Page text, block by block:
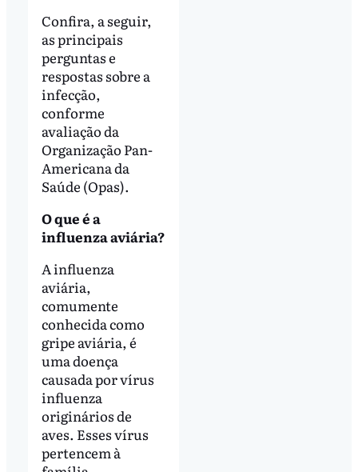
Confira, a seguir,
as principais
perguntas e
respostas sobre a
infecção,
conforme
avaliação da
Organização Pan-
Americana da
Saúde (Opas).
O que é a
influenza aviária?
A influenza
aviária,
comumente
conhecida como
gripe aviária, é
uma doença
causada por vírus
influenza
originários de
aves. Esses vírus
pertencem à